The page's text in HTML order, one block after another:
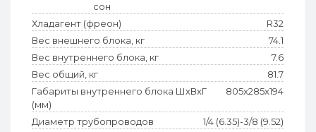
сон
Хладагент (фреон)
R32
Вес внешнего блока, кг
74.1
Вес внутреннего блока, кг
7.6
Вес общий, кг
81.7
Габариты внутреннего блока ШхВхГ
(мм)
805x285x194
Диаметр трубопроводов
1/4 (6.35)-3/8 (9.52)